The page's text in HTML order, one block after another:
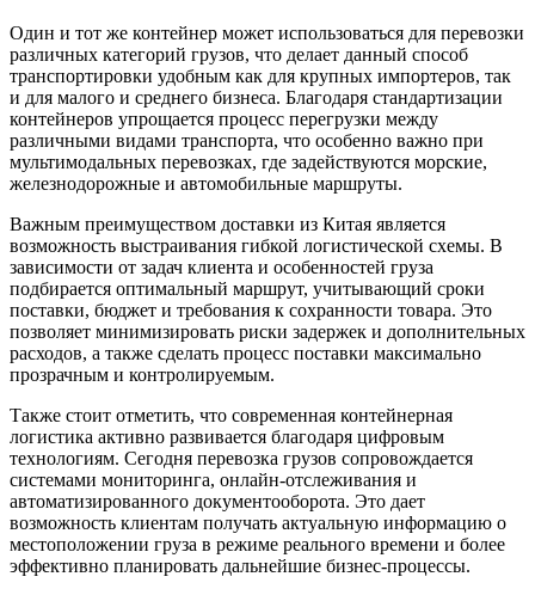
Один и тот же контейнер может использоваться для перевозки
различных категорий грузов, что делает данный способ
транспортировки удобным как для крупных импортеров, так
и для малого и среднего бизнеса. Благодаря стандартизации
контейнеров упрощается процесс перегрузки между
различными видами транспорта, что особенно важно при
мультимодальных перевозках, где задействуются морские,
железнодорожные и автомобильные маршруты.
Важным преимуществом доставки из Китая является
возможность выстраивания гибкой логистической схемы. В
зависимости от задач клиента и особенностей груза
подбирается оптимальный маршрут, учитывающий сроки
поставки, бюджет и требования к сохранности товара. Это
позволяет минимизировать риски задержек и дополнительных
расходов, а также сделать процесс поставки максимально
прозрачным и контролируемым.
Также стоит отметить, что современная контейнерная
логистика активно развивается благодаря цифровым
технологиям. Сегодня перевозка грузов сопровождается
системами мониторинга, онлайн-отслеживания и
автоматизированного документооборота. Это дает
возможность клиентам получать актуальную информацию о
местоположении груза в режиме реального времени и более
эффективно планировать дальнейшие бизнес-процессы.